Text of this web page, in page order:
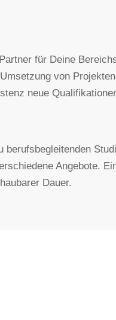
für Deine
von
neue
Angebote.
Dauer.